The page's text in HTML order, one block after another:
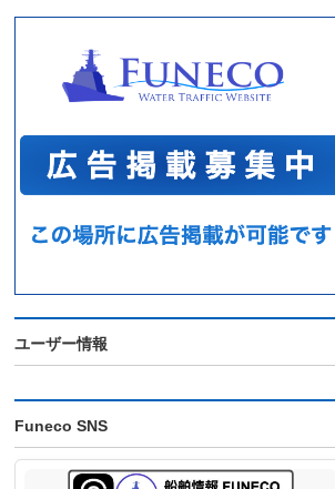
ユーザー情報
Funeco SNS